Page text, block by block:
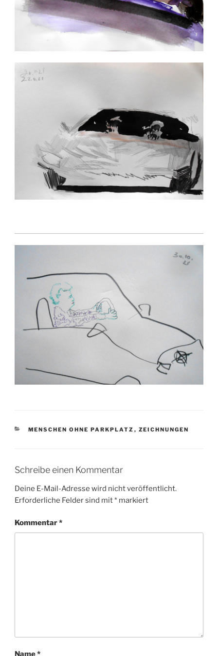
KATEGORIEN
MENSCHEN OHNE PARKPLATZ , ZEICHNUNGEN
Schreibe einen Kommentar
Deine E-Mail-Adresse wird nicht veröffentlicht.
Erforderliche Felder sind mit* markiert
Kommentar*
Name*